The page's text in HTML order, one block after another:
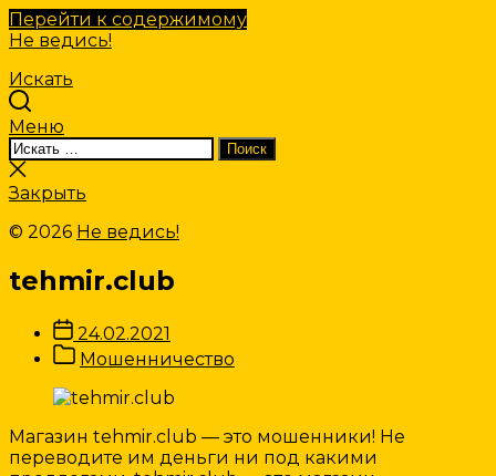
Перейти к содержимому
Не ведись!
Искать
Меню
Искать:
Поиск
Закрыть
поиск
Закрыть
© 2026 Не ведись!
tehmir.club
Дата
записи
24.02.2021
Категории
Записи
Мошенничество
Магазин tehmir.club — это мошенники! Не
переводите им деньги ни под какими